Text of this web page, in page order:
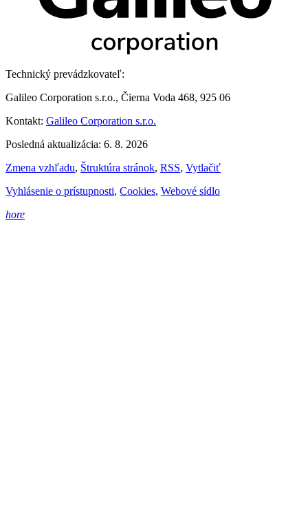
Technický prevádzkovateľ:
Galileo Corporation s.r.o., Čierna Voda 468, 925 06
Kontakt: Galileo Corporation s.r.o.
Posledná aktualizácia: 6. 8. 2026
Zmena vzhľadu, Štruktúra stránok, RSS, Vytlačiť
Vyhlásenie o prístupnosti, Cookies, Webové sídlo
hore